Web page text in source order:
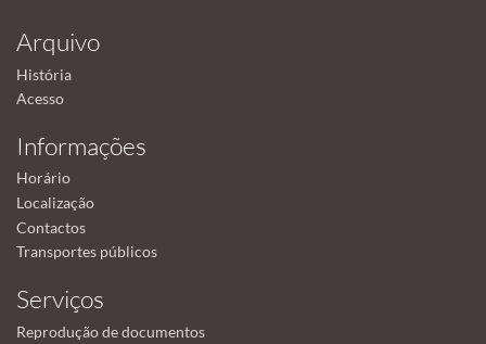
Arquivo
História
Acesso
Informações
Horário
Localização
Contactos
Transportes públicos
Serviços
Reprodução de documentos